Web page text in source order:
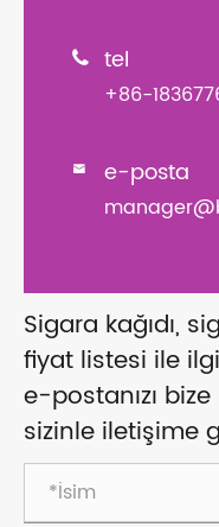
 tel
+86-
 e-posta
Sigara kağıdı,
fiyat listesi ile
e-postanızı
sizinle iletişime